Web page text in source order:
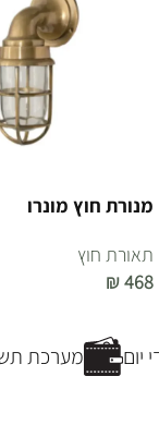
מנורת חוץ מונרו
תאורת חוץ
₪468
מערכת